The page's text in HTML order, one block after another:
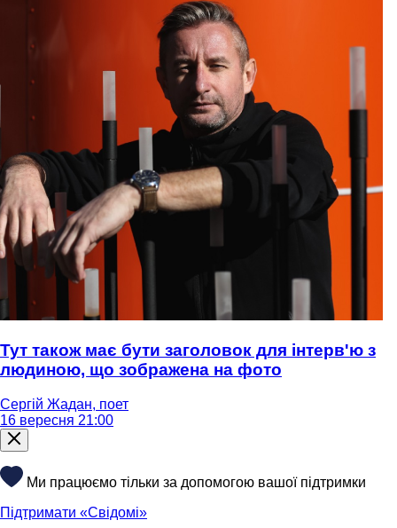
Тут також має бути заголовок для інтерв'ю з
людиною, що зображена на фото
Сергій Жадан, поет
16 вересня 21:00
Ми працюємо тільки за допомогою вашої підтримки
Підтримати «Свідомі»